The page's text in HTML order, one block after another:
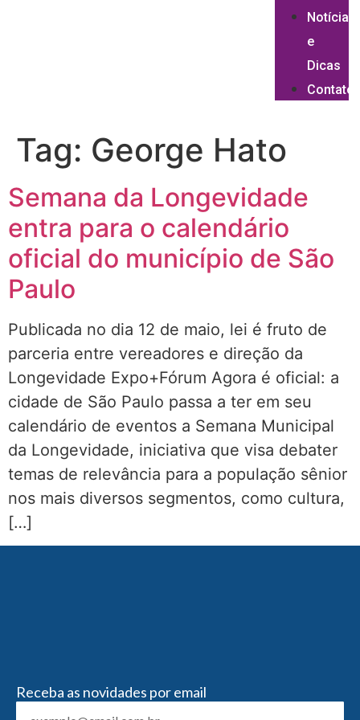
Notícias
e
Dicas
Contato
Tag: George Hato
Semana da Longevidade
entra para o calendário
oficial do município de São
Paulo
Publicada no dia 12 de maio, lei é fruto de
parceria entre vereadores e direção da
Longevidade Expo+Fórum Agora é oficial: a
cidade de São Paulo passa a ter em seu
calendário de eventos a Semana Municipal
da Longevidade, iniciativa que visa debater
temas de relevância para a população sênior
nos mais diversos segmentos, como cultura,
[…]
Receba as novidades por email